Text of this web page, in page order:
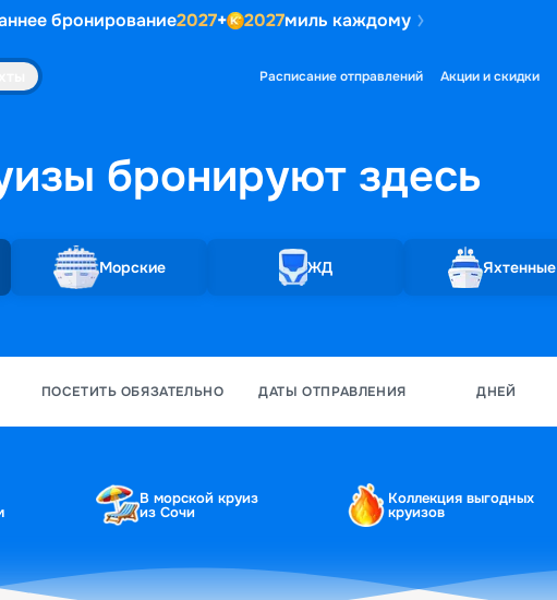
бронирование2027+ 2027миль каждому
Расписание отправлений Акции и скидки
бронируютздесь
Морские ЖД Яхтенные
ПОСЕТИТЬ ОБЯЗАТЕЛЬНО ДАТЫ ОТПРАВЛЕНИЯ ДНЕЙ
В морской круиз
из Сочи
Коллекция выгодных
круизов